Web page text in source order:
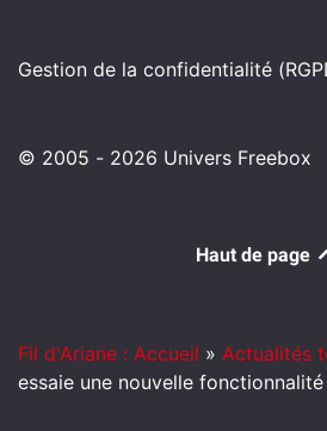
Gestion de la confidentialité
© 2005 - 2026 Univers Freebox
Haut de page
Fil d'Ariane : Accueil » Actualités
essaie une nouvelle fonctionnalité